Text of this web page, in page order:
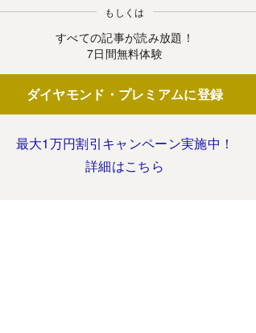
もしくは
すべての記事が読み放題！
7日間無料体験
ダイヤモンド・プレミアムに登録
最大1万円割引キャンペーン実施中！
詳細はこちら